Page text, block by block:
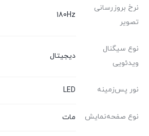
نرخ بروزرسانی
تصویر
180Hz
نوع سیگنال
ویدئویی
دیجیتال
نور پس‌زمینه LED
نوع صفحه‌نمایش مات